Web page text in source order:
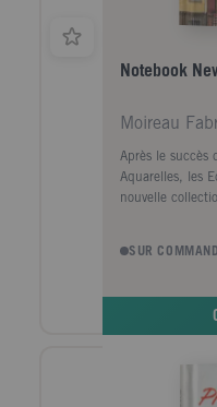
Notebook
Moireau
Après le succès
Aquarelles, les
nouvelle
SUR